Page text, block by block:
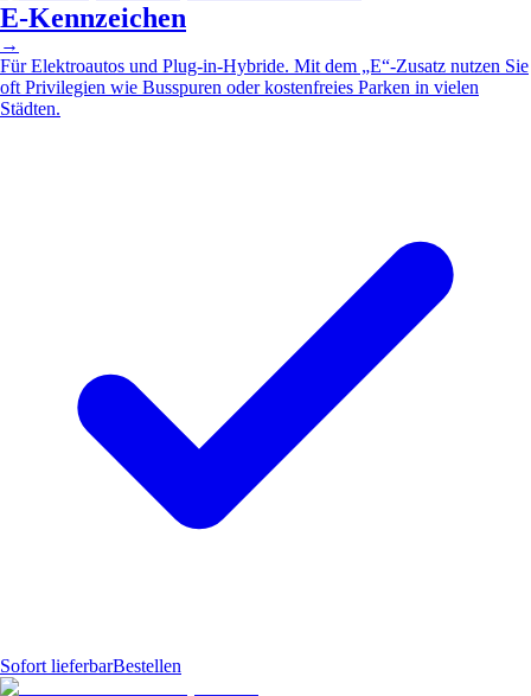
E-Kennzeichen
→
Für Elektroautos und Plug-in-Hybride. Mit dem „E“-Zusatz nutzen Sie
oft Privilegien wie Busspuren oder kostenfreies Parken in vielen
Städten.
Sofort lieferbarBestellen